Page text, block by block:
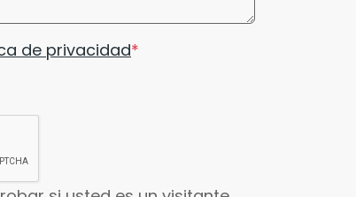
de privacidad